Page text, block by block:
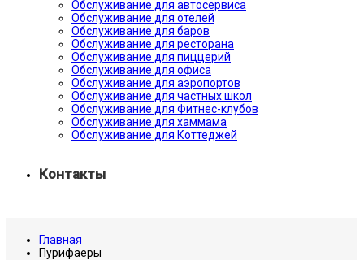
Обслуживание для автосервиса
Обслуживание для отелей
Обслуживание для баров
Обслуживание для ресторана
Обслуживание для пиццерий
Обслуживание для офиса
Обслуживание для аэропортов
Обслуживание для частных школ
Обслуживание для Фитнес-клубов
Обслуживание для хаммама
Обслуживание для Коттеджей
Контакты
Главная
Пурифаеры